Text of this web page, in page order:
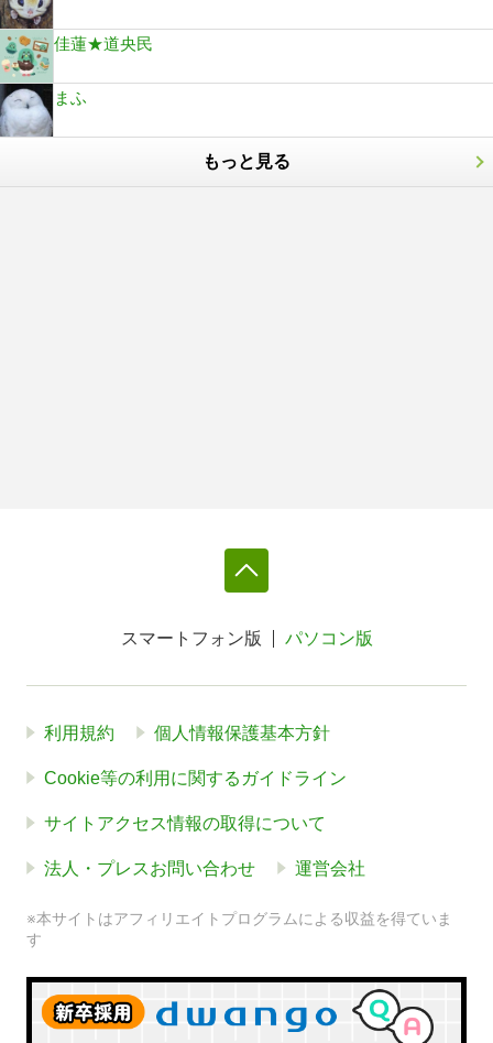
佳蓮★道央民
まふ
もっと見る
スマートフォン版 パソコン版
利用規約 個人情報保護基本方針
Cookie等の利用に関するガイドライン
サイトアクセス情報の取得について
法人・プレスお問い合わせ 運営会社
※本サイトはアフィリエイトプログラムによる収益を得ていま
す